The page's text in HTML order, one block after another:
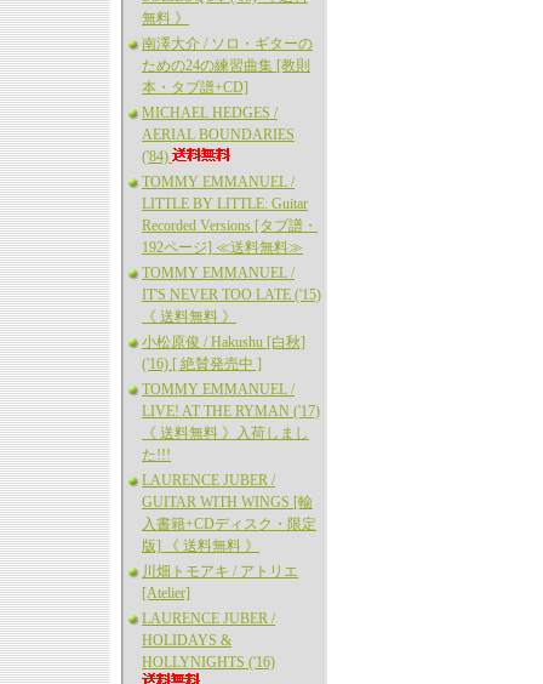
無料 》
南澤大介 / ソロ・ギターの
ための24の練習曲集 [教則
本・タブ譜+CD]
MICHAEL HEDGES /
AERIAL BOUNDARIES
('84)
TOMMY EMMANUEL /
LITTLE BY LITTLE: Guitar
Recorded Versions [タブ譜・
192ページ] ≪送料無料≫
TOMMY EMMANUEL /
IT'S NEVER TOO LATE ('15)
《 送料無料 》
小松原俊 / Hakushu [白秋]
('16) [ 絶賛発売中 ]
TOMMY EMMANUEL /
LIVE! AT THE RYMAN ('17)
《 送料無料 》入荷しまし
た!!!
LAURENCE JUBER /
GUITAR WITH WINGS [輸
入書籍+CDディスク・限定
版] 《 送料無料 》
川畑トモアキ / アトリエ
[Atelier]
LAURENCE JUBER /
HOLIDAYS &
HOLLYNIGHTS ('16)